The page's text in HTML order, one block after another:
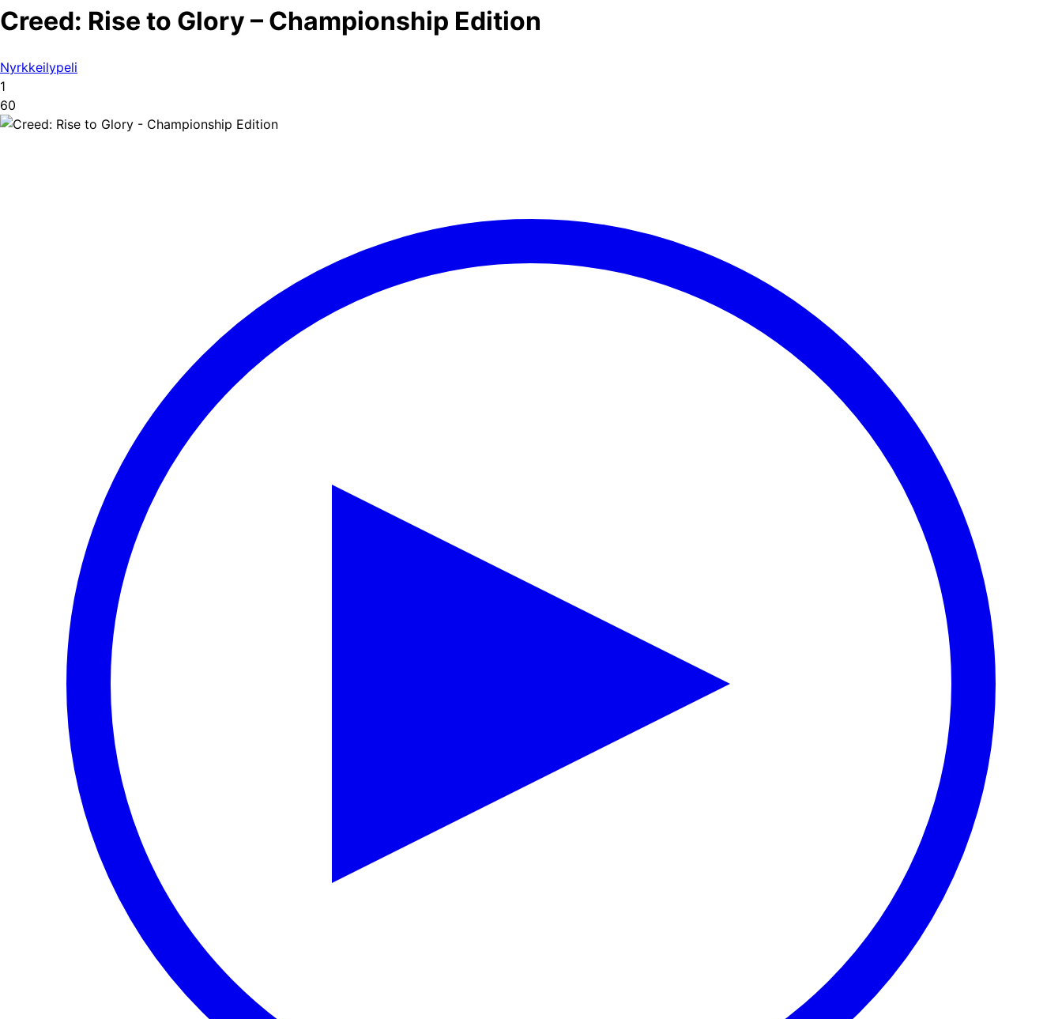
Creed: Rise to Glory – Championship Edition
Nyrkkeilypeli
1
60